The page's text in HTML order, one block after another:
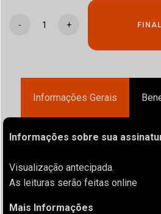
original
preço
atual
- +
Informações Gerais
Informações sobre sua
Visualização antecipada.
As leituras serão feitas online
Mais Informações